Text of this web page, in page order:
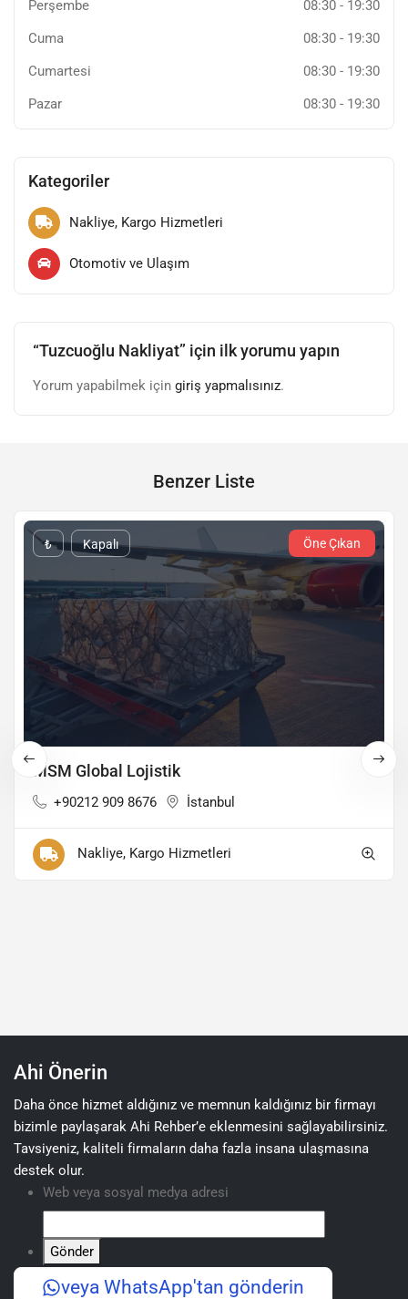
Perşembe 08:30 - 19:30
Cuma
08:30 - 19:30
Cumartesi
08:30 - 19:30
Pazar
08:30 - 19:30
Kategoriler
Nakliye, Kargo Hizmetleri
Otomotiv ve Ulaşım
“Tuzcuoğlu Nakliyat” için ilk yorumu yapın
Yorum yapabilmek için giriş yapmalısınız.
Benzer Liste
₺ Kapalı Öne Çıkan
MSM Global Lojistik
+90212 909 8676 İstanbul
Nakliye, Kargo Hizmetleri
Ahi Önerin
Daha önce hizmet aldığınız ve memnun kaldığınız bir firmayı
bizimle paylaşarak Ahi Rehber’e eklenmesini sağlayabilirsiniz.
Tavsiyeniz, kaliteli firmaların daha fazla insana ulaşmasına
destek olur.
Web veya sosyal medya adresi
Gönder
veya WhatsApp'tan gönderin